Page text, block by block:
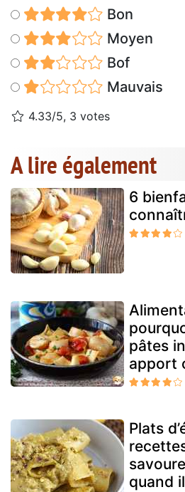
Bon
Moyen
Bof
Mauvais
4.33/5, 3 votes
A lire également
6
pâtes
apport
Plats
quand